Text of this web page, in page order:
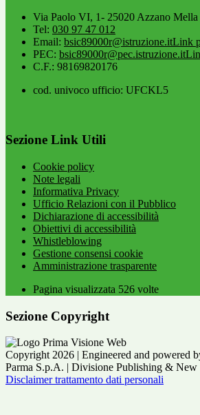
Via Paolo VI, 1- 25020 Azzano
Tel: 030 97 47 012
Email: bsic89000r@istruzione.itLink
PEC: bsic89000r@pec.istruzione.it
C.F.: 98169820176
cod. univoco ufficio: UFCKL5
Sezione Link Utili
Cookie policy
Note legali
Informativa Privacy
Ufficio Relazioni con il Pubblico
Dichiarazione di accessibilità
Obiettivi di accessibilità
Whistleblowing
Gestione consensi cookie
Amministrazione trasparente
Pagina visualizzata 526 volte
Sezione Copyright
Copyright 2026 | Engineered and powered
Parma S.p.A. | Divisione Publishing & New
Disclaimer trattamento dati personali